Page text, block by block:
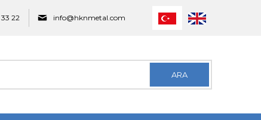
22 info@hknmetal.com
ARA